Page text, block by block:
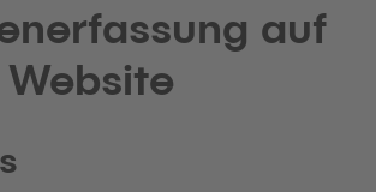
auf